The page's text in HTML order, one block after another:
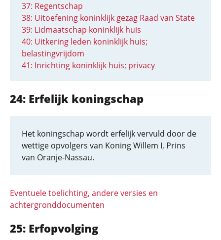
37: Regentschap
38: Uitoefening koninklijk gezag Raad van State
39: Lidmaatschap koninklijk huis
40: Uitkering leden koninklijk huis;
belastingvrijdom
41: Inrichting koninklijk huis; privacy
24: Erfelijk koningschap
Het koningschap wordt erfelijk vervuld door de
wettige opvolgers van Koning Willem I, Prins
van Oranje-Nassau.
Eventuele toelichting, andere versies en
achtergronddocumenten
25: Erfopvolging